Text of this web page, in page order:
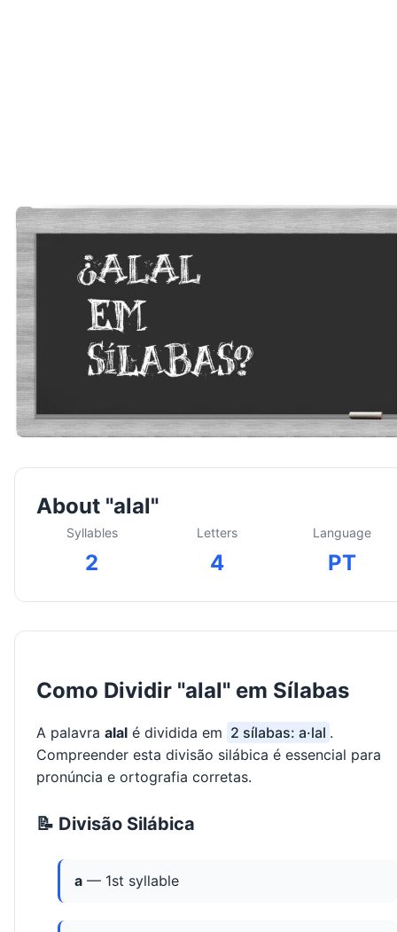
About "alal"
Syllables
2
Letters
4
Language
PT
Como Dividir "alal" em Sílabas
A palavra alal é dividida em 2 sílabas: a·lal .
Compreender esta divisão silábica é essencial para
pronúncia e ortografia corretas.
📝 Divisão Silábica
a — 1st syllable